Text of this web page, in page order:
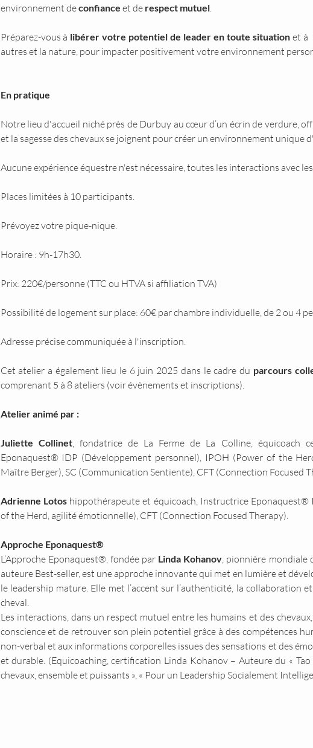
environnement de confiance et de respect mutuel.
Préparez-vous à libérer votre potentiel de leader en toute situation et à
autres et la nature, pour impacter positivement votre environnement
En pratique
Notre lieu d'accueil niché près de Durbuy au cœur d’un écrin de verdure,
et la sagesse des chevaux se joignent pour créer un environnement unique
Aucune expérience équestre n'est nécessaire, toutes les interactions avec
Places limitées à 10 participants.
Prévoyez votre pique-nique.
Horaire : 9h-17h30.
Prix: 220€/personne (TTC ou HTVA si affiliation TVA)
Possibilité de logement sur place: 60€ par chambre individuelle, de 2 ou 4
Adresse précise communiquée à l'inscription.
Cet atelier a également lieu le 6 juin 2025 dans le cadre du parcours
comprenant 5 à 8 ateliers (voir évènements et inscriptions).
Atelier animé par :
Juliette Collinet, fondatrice de La Ferme de La Colline, équicoach
Eponaquest® IDP (Développement personnel), IPOH (Power of the
Maître Berger), SC (Communication Sentiente), CFT (Connection Focused
Adrienne Lotos hippothérapeute et équicoach, Instructrice
of the Herd, agilité émotionnelle), CFT (Connection Focused Therapy).
Approche Eponaquest®
L’Approche Eponaquest®, fondée par Linda Kohanov, pionnière mondiale
auteure Best-seller, est une approche innovante qui met en lumière et
le leadership mature. Elle met l’accent sur l’authenticité, la collaboration
cheval.
Les interactions, dans un respect mutuel entre les humains et des
conscience et de retrouver son plein potentiel grâce à des compétences
non-verbal et aux informations corporelles issues des sensations et des
et durable. (Equicoaching, certification Linda Kohanov – Auteure du « Tao
chevaux, ensemble et puissants », « Pour un Leadership Socialement